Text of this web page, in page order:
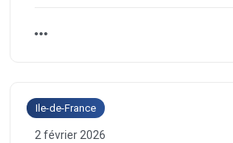
Ile-de-France
2 février 2026